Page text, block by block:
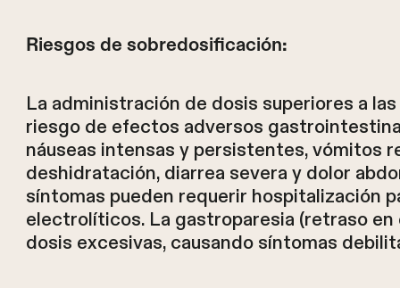
Riesgos de sobredosificación:
La administración de dosis superiores a
riesgo de efectos adversos
náuseas intensas y persistentes, vómitos
deshidratación, diarrea severa y dolor
síntomas pueden requerir hospitalización
electrolíticos. La gastroparesia (retraso
dosis excesivas, causando síntomas